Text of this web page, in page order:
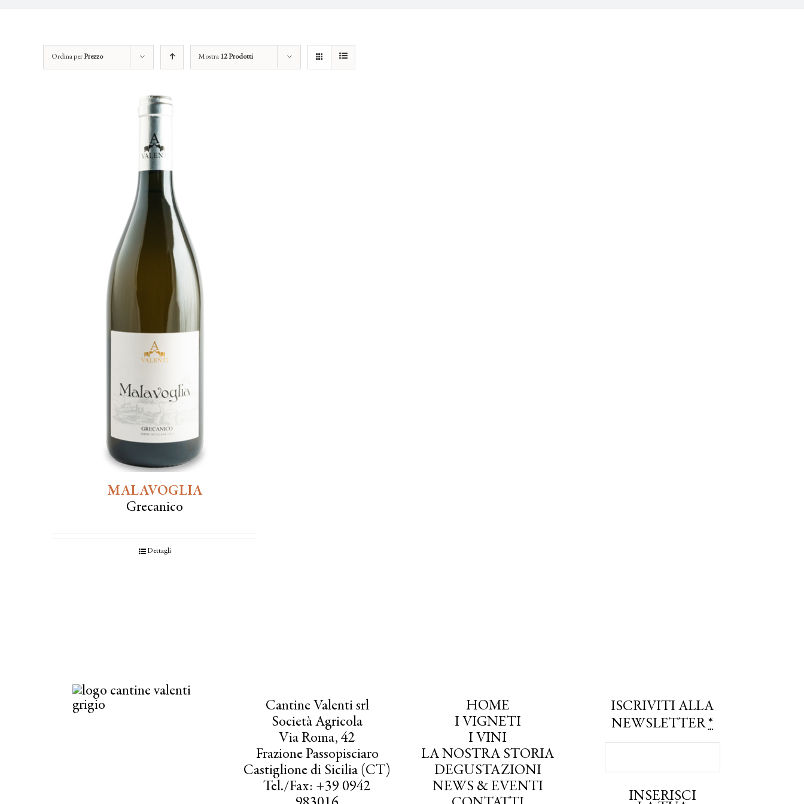
Ordina per Prezzo Mostra 12 Prodotti
MALAVOGLIA
Grecanico
Dettagli
Cantine Valenti srl
Società Agricola
Via Roma, 42
Frazione Passopisciaro
Castiglione di Sicilia (CT)
Tel./Fax: +39 0942
HOME
I VIGNETI
I VINI
LA NOSTRA STORIA
DEGUSTAZIONI
NEWS & EVENTI
ISCRIVITI ALLA
NEWSLETTER*
INSERISCI